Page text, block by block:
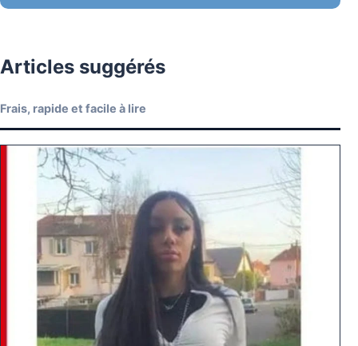
Articles suggérés
Frais, rapide et facile à lire